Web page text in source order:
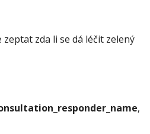
zda li se dá léčit zelený
,